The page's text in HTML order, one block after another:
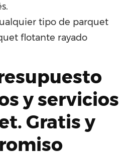
tipo de parquet
flotante rayado
y servicios
Gratis y